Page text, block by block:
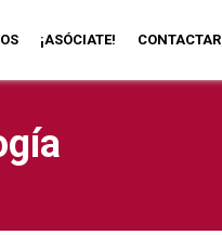
¡ASÓCIATE! CONTACTAR